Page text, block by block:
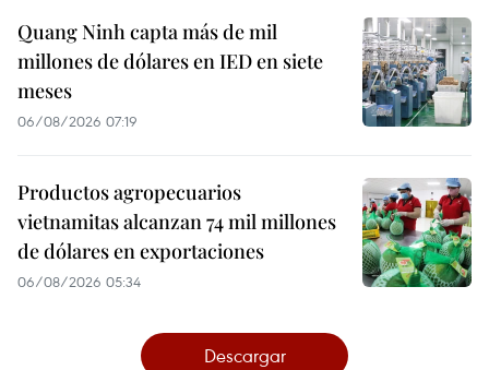
Quang Ninh capta más de mil
millones de dólares en IED en siete
meses
06/08/2026 07:19
Productos agropecuarios
vietnamitas alcanzan 74 mil millones
de dólares en exportaciones
06/08/2026 05:34
Descargar